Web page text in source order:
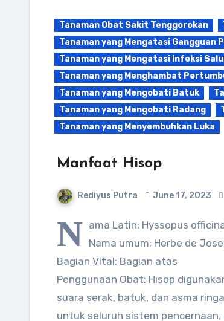
Tanaman Obat Sakit Tenggorokan
Tanaman yang Mengatasi Gangguan
Tanaman yang Mengatasi Infeksi
Tanaman yang Menghambat
Tanaman yang Mengobati Batuk
Tanaman yang Mengobati Radang
Tanaman yang Menyembuhkan Luka
Manfaat Hisop
Rediyus Putra June 17, 2023
N ama Latin: Hyssopus
Nama umum: Herbe de
Bagian Vital: Bagian atas
Penggunaan Obat: Hisop
suara serak, batuk, dan asma
untuk seluruh sistem